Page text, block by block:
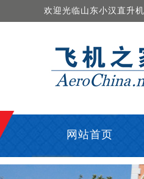
欢迎光临山东小汉直升
网站首页